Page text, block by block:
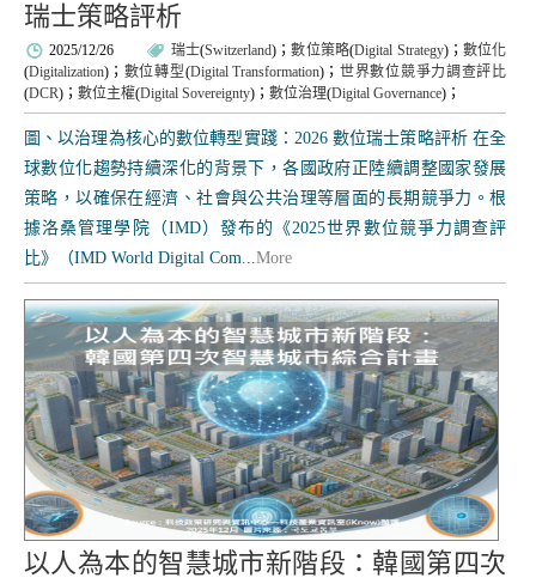
瑞士策略評析
2025/12/26 瑞士(Switzerland)；數位策略(Digital Strategy)； 數位化
(Digitalization)； 數位轉型(Digital Transformation)； 世界數位競爭力調查評比
(DCR)； 數位主權(Digital Sovereignty)； 數位治理(Digital Governance)；
圖、以治理為核心的數位轉型實踐：2026 數位瑞士策略評析 在全
球數位化趨勢持續深化的背景下，各國政府正陸續調整國家發展
策略，以確保在經濟、社會與公共治理等層面的長期競爭力。根
據洛桑管理學院（IMD）發布的《2025世界數位競爭力調查評
比》（IMD World Digital Com...More
以人為本的智慧城市新階段：韓國第四次